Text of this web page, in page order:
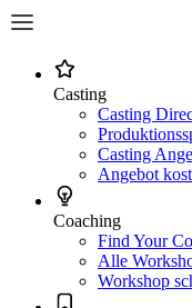
Casting
Casting
Casting
Angebot
Coaching
Find Your
Alle
Workshop